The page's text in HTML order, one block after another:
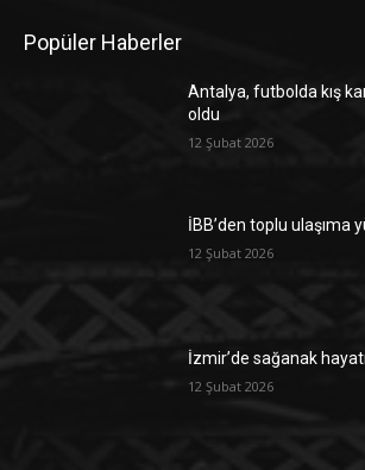
Popüler Haberler
Antalya, futbolda kış
oldu
12 Şubat 2026
İBB’den toplu ulaşıma
12 Şubat 2026
İzmir’de sağanak
12 Şubat 2026